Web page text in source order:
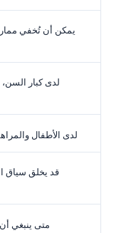
يمكن أن تُخفي
لدى كبار
لدى الأطفال
قد يخلق سياق
متى ينبغي